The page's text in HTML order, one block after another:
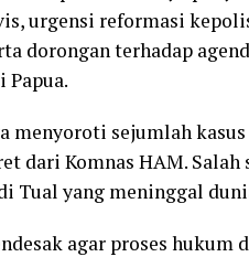
urgensi reformasi
dorongan terhadap
Papua.
menyoroti sejumlah
dari Komnas HAM.
Tual yang meninggal
agar proses